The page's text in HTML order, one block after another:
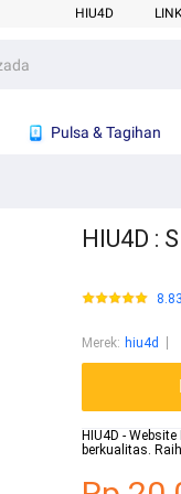
HIU4D
Pulsa & Tagihan
HIU4D :
Merek: hiu4d
HIU4D -
berkualitas.